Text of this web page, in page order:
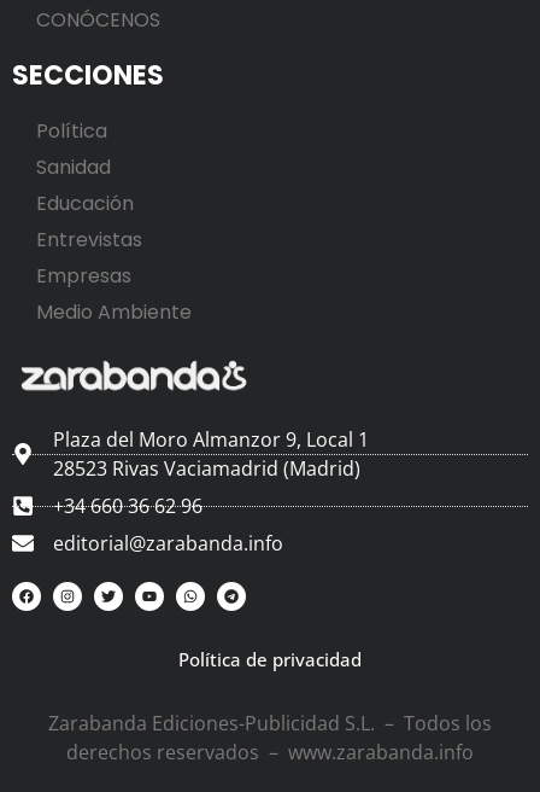
CONÓCENOS
SECCIONES
Política
Sanidad
Educación
Entrevistas
Empresas
Medio Ambiente
Plaza del Moro Almanzor 9, Local 1
28523 Rivas Vaciamadrid (Madrid)
+34 660 36 62 96
editorial@zarabanda.info
Política de privacidad
Zarabanda Ediciones-Publicidad S.L. – Todos los
derechos reservados – www.zarabanda.info